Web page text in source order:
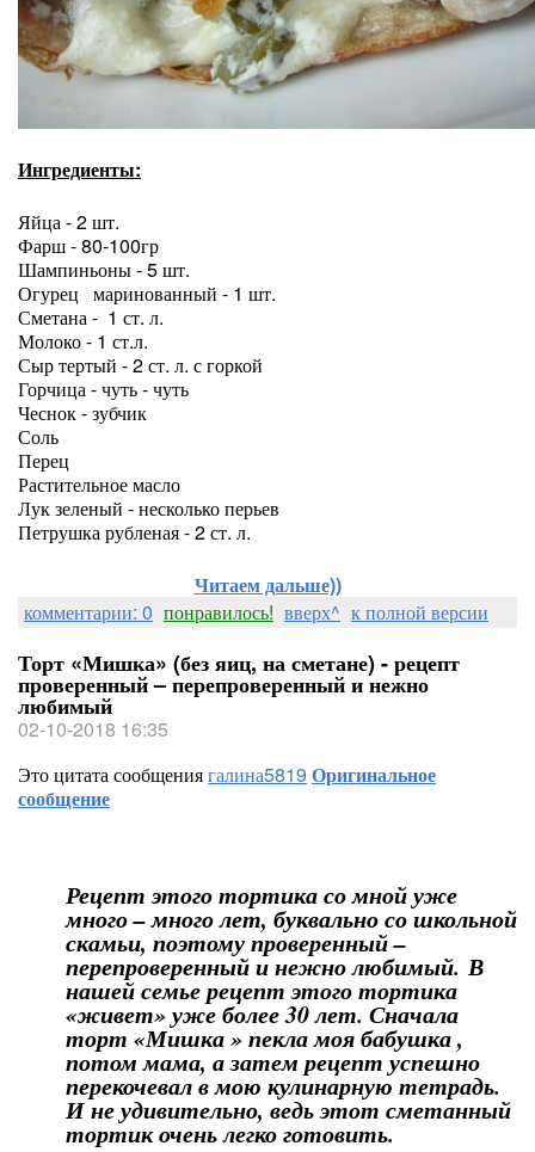
Ингредиенты:
Яйца - 2 шт.
Фарш - 80-100гр
Шампиньоны - 5 шт.
Огурец маринованный - 1 шт.
Сметана - 1 ст. л.
Молоко - 1 ст.л.
Сыр тертый - 2 ст. л. с горкой
Горчица - чуть - чуть
Чеснок - зубчик
Соль
Перец
Растительное масло
Лук зеленый - несколько перьев
Петрушка рубленая - 2 ст. л.
Читаем дальше))
комментарии: 0 понравилось! вверх^ к полной версии
Торт «Мишка» (без яиц, на сметане) - рецепт
проверенный – перепроверенный и нежно
любимый
02-10-2018 16:35
Это цитата сообщениягалина5819 Оригинальное
сообщение
Рецепт этого тортика со мной уже
много – много лет, буквально со школьной
скамьи, поэтому проверенный –
перепроверенный и нежно любимый. В
нашей семье рецепт этого тортика
«живет» уже более 30 лет. Сначала
торт «Мишка » пекла моя бабушка ,
потом мама, а затем рецепт успешно
перекочевал в мою кулинарную тетрадь.
И не удивительно, ведь этот сметанный
тортик очень легко готовить.